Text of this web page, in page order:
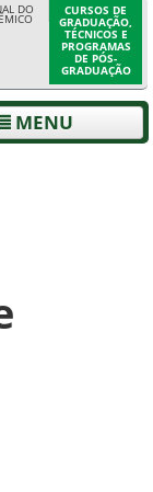
DO
CURSOS DE
GRADUAÇÃO,
TÉCNICOS E
PROGRAMAS
DE PÓS-
GRADUAÇÃO
MENU